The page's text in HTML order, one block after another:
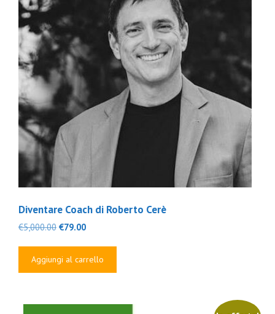
Diventare Coach di Roberto Cerè
€5,000.00 Il
era:
€79.00Il
è:
Aggiungi al carrello